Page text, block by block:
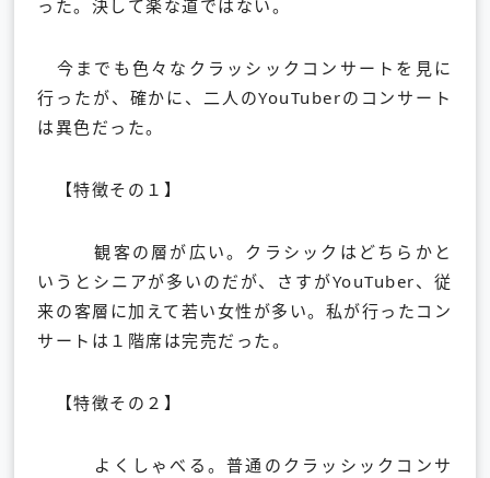
った。決して楽な道ではない。
今までも色々なクラッシックコンサートを見に
行ったが、確かに、二人のYouTuberのコンサート
は異色だった。
【特徴その１】
観客の層が広い。クラシックはどちらかと
いうとシニアが多いのだが、さすがYouTuber、従
来の客層に加えて若い女性が多い。私が行ったコン
サートは１階席は完売だった。
【特徴その２】
よくしゃべる。普通のクラッシックコンサ